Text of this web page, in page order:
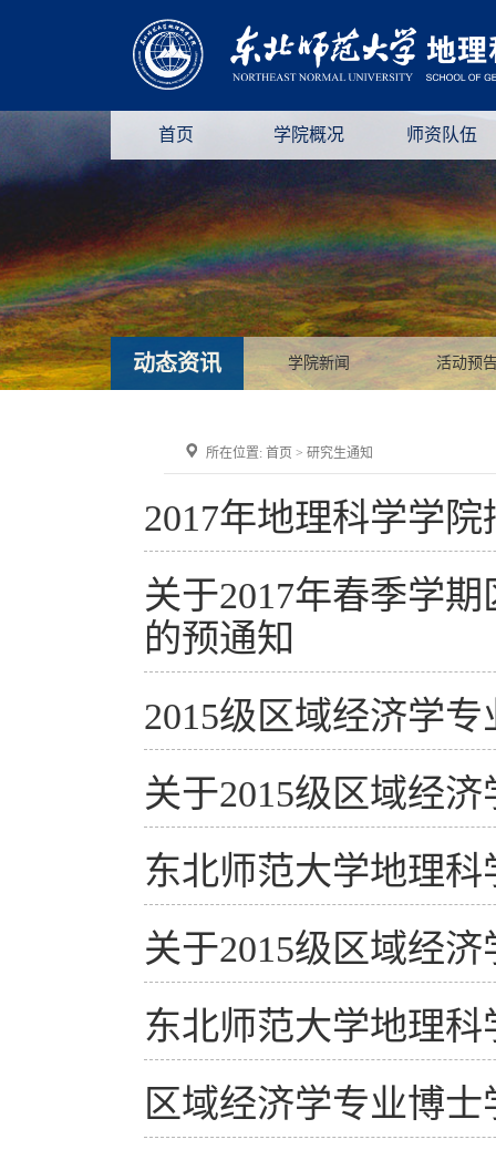
首页 学院概况 师资队伍
动态资讯 学院新闻 活动预
所在位置: 首页 > 研究生通知
2017年地理科学学
关于2017年春季学
的预通知
2015级区域经济学
关于2015级区域经
东北师范大学地理
关于2015级区域经
东北师范大学地理
区域经济学专业博